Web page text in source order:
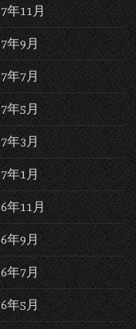
年11月
年9月
年7月
年5月
年3月
年1月
年11月
年9月
年7月
年5月